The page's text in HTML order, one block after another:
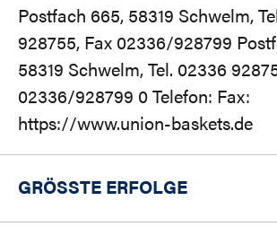
Postfach 665, 58319 Schwelm,
928755, Fax 02336/928799
58319 Schwelm, Tel. 02336
02336/928799 0 Telefon: Fax:
https://www.union-baskets.de
GRÖSSTE ERFOLGE